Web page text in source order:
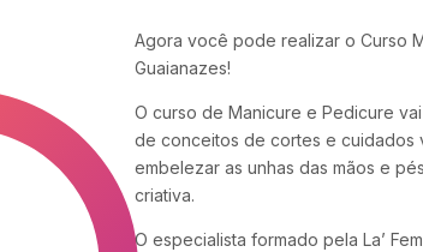
Agora você pode realizar o Curso
Guaianazes!
O curso de Manicure e Pedicure
de conceitos de cortes e cuidados
embelezar as unhas das mãos e
criativa.
O especialista formado pela La’